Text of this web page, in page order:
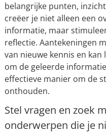
belangrijke punten,
creëer je niet alleen een
informatie, maar
reflectie. Aantekeningen
van nieuwe kennis en
om de geleerde
effectieve manier om de
onthouden.
Stel vragen en zoek
onderwerpen die je